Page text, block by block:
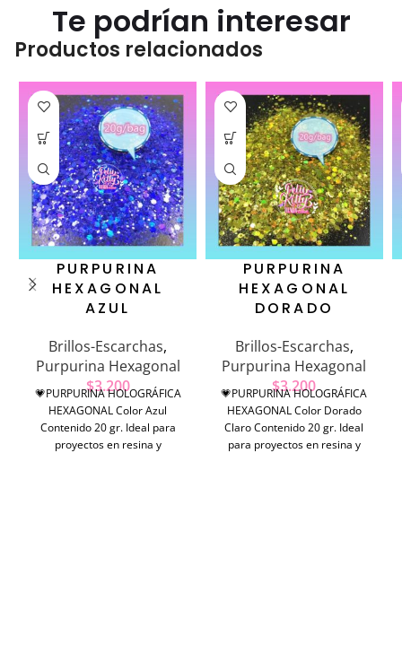
Te podrían interesar
Productos relacionados
PURPURINA
HEXAGONAL
AZUL
Brillos-Escarchas,
Purpurina Hexagonal
$3.200
💗PURPURINA HOLOGRÁFICA
HEXAGONAL Color Azul
Contenido 20 gr. Ideal para
proyectos en resina y
PURPURINA
HEXAGONAL
DORADO
Brillos-Escarchas,
Purpurina Hexagonal
$3.200
💗PURPURINA HOLOGRÁFICA
HEXAGONAL Color Dorado
Claro Contenido 20 gr. Ideal
para proyectos en resina y